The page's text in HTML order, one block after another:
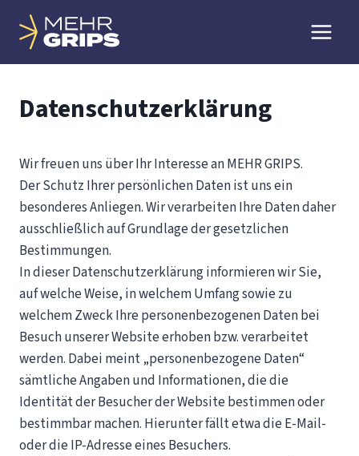
Inhalt
springen
Datenschutzerklärung
Wir freuen uns über Ihr Interesse an MEHR GRIPS.
Der Schutz Ihrer persönlichen Daten ist uns ein
besonderes Anliegen. Wir verarbeiten Ihre Daten daher
ausschließlich auf Grundlage der gesetzlichen
Bestimmungen.
In dieser Datenschutzerklärung informieren wir Sie,
auf welche Weise, in welchem Umfang sowie zu
welchem Zweck Ihre personenbezogenen Daten bei
Besuch unserer Website erhoben bzw. verarbeitet
werden. Dabei meint „personenbezogene Daten“
sämtliche Angaben und Informationen, die die
Identität der Besucher der Website bestimmen oder
bestimmbar machen. Hierunter fällt etwa die E-Mail-
oder die IP-Adresse eines Besuchers.